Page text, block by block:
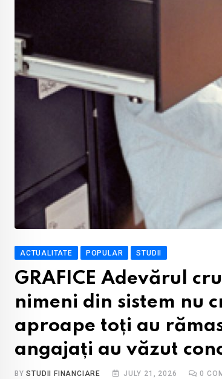
ACTUALITATE POPULAR STUDII
GRAFICE Adevărul
nimeni din sistem nu
aproape toți au
angajați au văzut
BYSTUDII FINANCIARE JULY 21, 2026 0